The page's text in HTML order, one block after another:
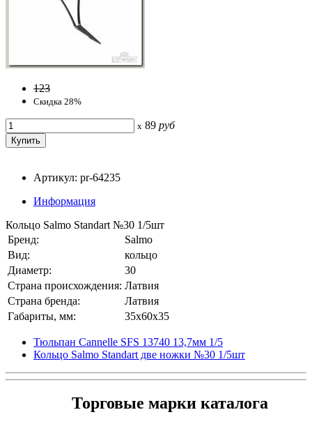
123
Скидка 28%
x 89 руб
Артикул: pr-64235
Информация
Кольцо Salmo Standart №30 1/5шт
Бренд:
Salmo
Вид:
кольцо
Диаметр:
30
Страна происхождения: Латвия
Страна бренда:
Латвия
Габариты, мм:
35x60x35
Тюльпан Cannelle SFS 13740 13,7мм 1/5
Кольцо Salmo Standart две ножки №30 1/5шт
Торговые марки каталога